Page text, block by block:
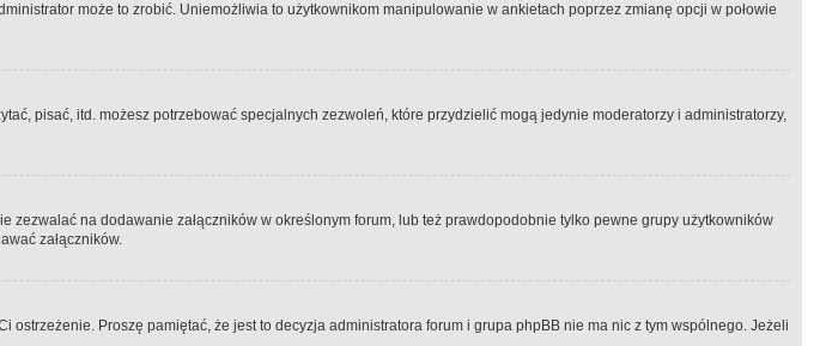
może to zrobić. Uniemożliwia to użytkownikom manipulowanie w ankietach poprzez zmianę opcji w połowie
pisać, itd. możesz potrzebować specjalnych zezwoleń, które przydzielić mogą jedynie moderatorzy i administratorzy,
na dodawanie załączników w określonym forum, lub też prawdopodobnie tylko pewne grupy użytkowników
załączników.
Proszę pamiętać, że jest to decyzja administratora forum i grupa phpBB nie ma nic z tym wspólnego. Jeżeli